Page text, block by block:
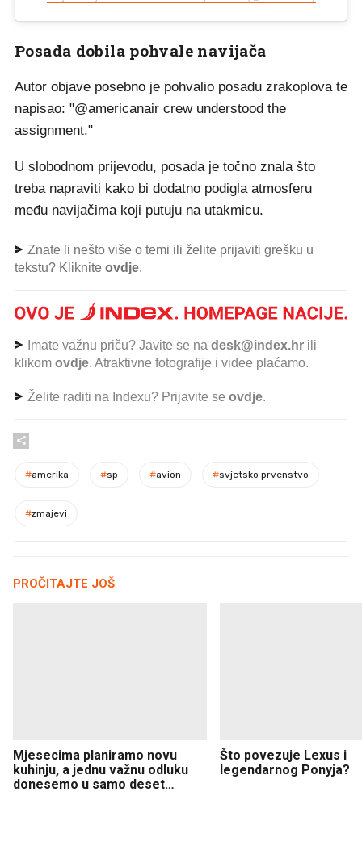
Posada dobila pohvale navijača
Autor objave posebno je pohvalio posadu zrakoplova te
napisao: "@americanair crew understood the
assignment."
U slobodnom prijevodu, posada je točno znala što
treba napraviti kako bi dodatno podigla atmosferu
među navijačima koji putuju na utakmicu.
Znate li nešto više o temi ili želite prijaviti grešku u
tekstu? Kliknite ovdje.
Imate važnu priču? Javite se na desk@index.hr ili
klikom ovdje. Atraktivne fotografije i videe plaćamo.
Želite raditi na Indexu? Prijavite se ovdje.
#amerika #sp #avion #svjetsko prvenstvo
#zmajevi
PROČITAJTE JOŠ
Mjesecima planiramo novu
kuhinju, a jednu važnu odluku
donesemo u samo deset
Što povezuje Lexus i
legendarnog Ponyja?